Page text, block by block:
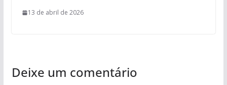
13 de abril de 2026
Deixe um comentário